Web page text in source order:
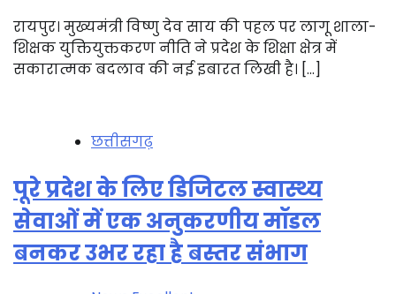
रायपुर। मुख्यमंत्री विष्णु देव साय की पहल पर लागू शाला-
शिक्षक युक्तियुक्तकरण नीति ने प्रदेश के शिक्षा क्षेत्र में
सकारात्मक बदलाव की नई इबारत लिखी है। […]
छत्तीसगढ़
पूरे प्रदेश के लिए डिजिटल स्वास्थ्य
सेवाओं में एक अनुकरणीय मॉडल
बनकर उभर रहा है बस्तर संभाग